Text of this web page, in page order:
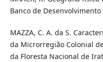
Banco de
MAZZA, C. A. da S.
da Microrregião Colonial
da Floresta Nacional de